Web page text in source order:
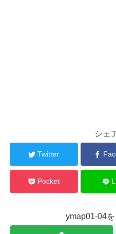
シェ
Twitter
Pocket
ymap01-04